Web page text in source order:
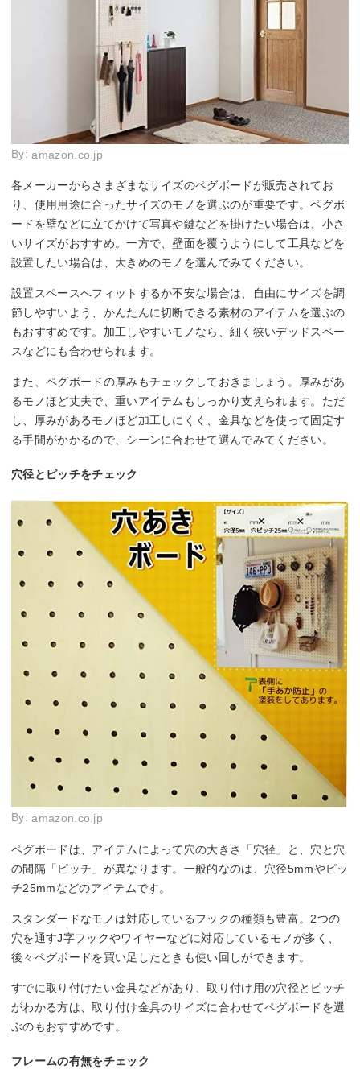
By:amazon.co.jp
各メーカーからさまざまなサイズのペグボードが販売されてお
り、使用用途に合ったサイズのモノを選ぶのが重要です。ペグボ
ードを壁などに立てかけて写真や鍵などを掛けたい場合は、小さ
いサイズがおすすめ。一方で、壁面を覆うようにして工具などを
設置したい場合は、大きめのモノを選んでみてください。
設置スペースへフィットするか不安な場合は、自由にサイズを調
節しやすいよう、かんたんに切断できる素材のアイテムを選ぶの
もおすすめです。加工しやすいモノなら、細く狭いデッドスペー
スなどにも合わせられます。
また、ペグボードの厚みもチェックしておきましょう。厚みがあ
るモノほど丈夫で、重いアイテムもしっかり支えられます。ただ
し、厚みがあるモノほど加工しにくく、金具などを使って固定す
る手間がかかるので、シーンに合わせて選んでみてください。
穴径とピッチをチェック
By:amazon.co.jp
ペグボードは、アイテムによって穴の大きさ「穴径」と、穴と穴
の間隔「ピッチ」が異なります。一般的なのは、穴径5mmやピッ
チ25mmなどのアイテムです。
スタンダードなモノは対応しているフックの種類も豊富。2つの
穴を通すJ字フックやワイヤーなどに対応しているモノが多く、
後々ペグボードを買い足したときも使い回しができます。
すでに取り付けたい金具などがあり、取り付け用の穴径とピッチ
がわかる方は、取り付け金具のサイズに合わせてペグボードを選
ぶのもおすすめです。
フレームの有無をチェック